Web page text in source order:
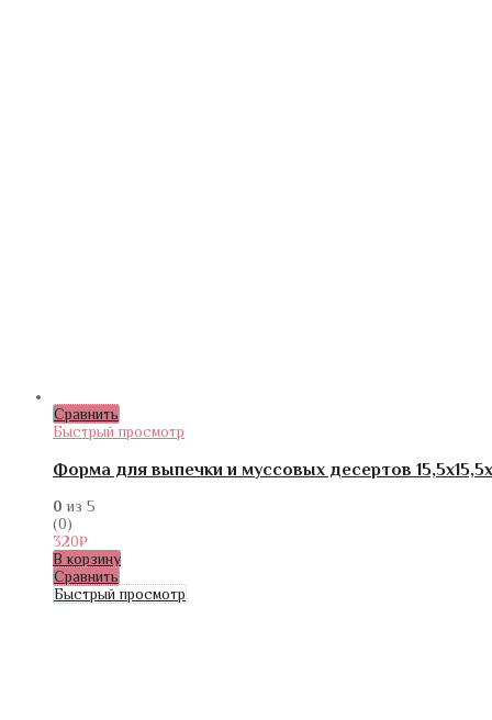
Сравнить
Быстрый просмотр
Форма для выпечки и муссовых десертов
0 из 5
(0)
320₽
В корзину
Сравнить
Быстрый просмотр